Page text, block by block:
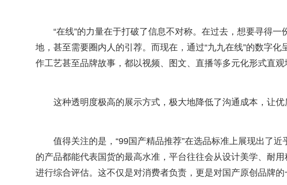
“在线”的力量在于打破了信息不对称。在过去，想要寻得
地，甚至需要圈内人的引荐。而现在，通过“九九在线”的数字
作工艺甚至品牌故事，都以视频、图文、直播等多元化形式直观
这种透明度极高的展示方式，极大地降低了沟通成本，让优
值得关注的是，“99国产精品推荐”在选品标准上展现出了
的产品都能代表国货的最高水准，平台往往会从设计美学、耐
进行综合评估。这不仅是对消费者负责，更是对国产原创品牌的